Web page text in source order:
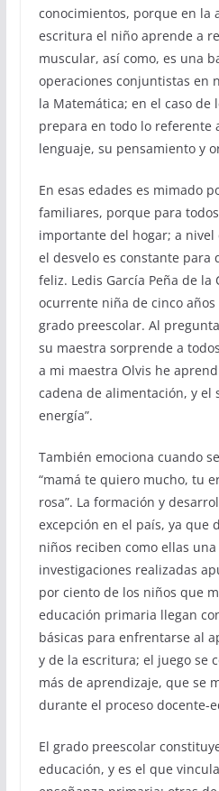
conocimientos, porque en la
escritura el niño aprende a
muscular, así como, es una
operaciones conjuntistas en
la Matemática; en el caso de
prepara en todo lo referente
lenguaje, su pensamiento y
En esas edades es mimado
familiares, porque para
importante del hogar; a nivel
el desvelo es constante para
feliz. Ledis García Peña de la
ocurrente niña de cinco
grado preescolar. Al
su maestra sorprende a
a mi maestra Olvis he
cadena de alimentación, y el
energía”.
También emociona cuando
“mamá te quiero mucho, tu
rosa”. La formación y
excepción en el país, ya que
niños reciben como ellas
investigaciones realizadas
por ciento de los niños que
educación primaria llegan
básicas para enfrentarse al
y de la escritura; el juego se
más de aprendizaje, que se
durante el proceso docente-
El grado preescolar
educación, y es el que